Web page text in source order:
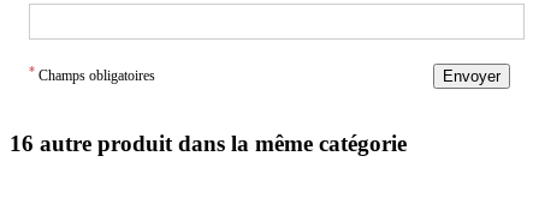
* Champs obligatoires Envoyer
16 autre produit dans la même catégorie